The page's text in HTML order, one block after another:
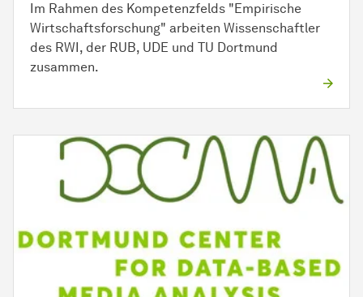
Im Rahmen des Kompetenzfelds "Empirische
Wirtschaftsforschung" arbeiten Wissenschaftler
des RWI, der RUB, UDE und TU Dortmund
zusammen.